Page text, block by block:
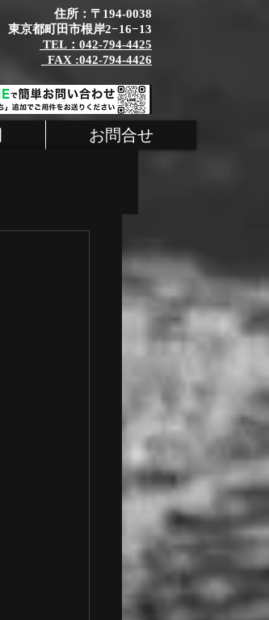
住所：〒194-0038
東京都町田市根岸2−16−13
TEL：042-794-4425
_FAX :042-794-4426
お問合せ